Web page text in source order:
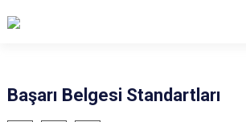
Başarı Belgesi Standartları